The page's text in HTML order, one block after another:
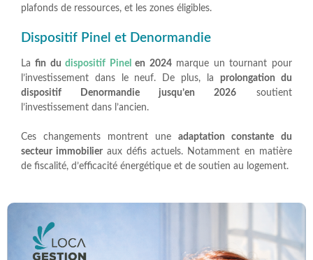
plafonds de ressources, et les zones éligibles.
Dispositif Pinel et Denormandie
Lafin dudispositif Pinel en 2024marque un tournant pour
l’investissement dans le neuf. De plus, la prolongation du
dispositif Denormandie jusqu’en 2026 soutient
l’investissement dans l’ancien.
Ces changements montrent uneadaptation constante du
secteur immobilier aux défis actuels. Notamment en matière
de fiscalité, d’efficacité énergétique et de soutien au logement.